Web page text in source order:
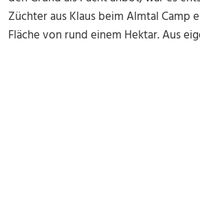
Züchter aus Klaus beim Almtal
Fläche von rund einem Hektar. Aus